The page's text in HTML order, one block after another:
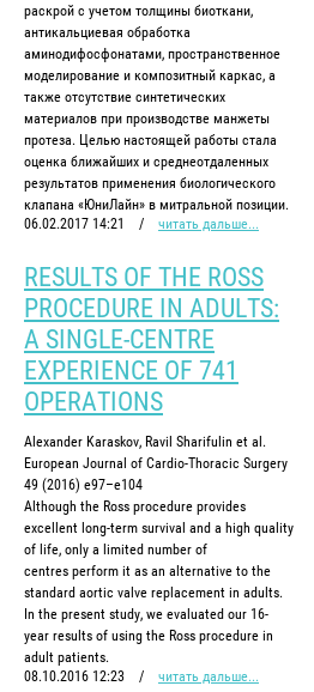
раскрой с учетом толщины биоткани,
антикальциевая обработка
аминодифосфонатами, пространственное
моделирование и композитный каркас, а
также отсутствие синтетических
материалов при производстве манжеты
протеза. Целью настоящей работы стала
оценка ближайших и среднеотдаленных
результатов применения биологического
клапана «ЮниЛайн» в митральной позиции.
06.02.2017 14:21
/ читать дальше...
RESULTS OF THE ROSS
PROCEDURE IN ADULTS:
A SINGLE-CENTRE
EXPERIENCE OF 741
OPERATIONS
Alexander Karaskov, Ravil Sharifulin et al.
European Journal of Cardio-Thoracic Surgery
49 (2016) e97–e104
Although the Ross procedure provides
excellent long-term survival and a high quality
of life, only a limited number of
centres perform it as an alternative to the
standard aortic valve replacement in adults.
In the present study, we evaluated our 16-
year results of using the Ross procedure in
adult patients.
08.10.2016 12:23
/ читать дальше...